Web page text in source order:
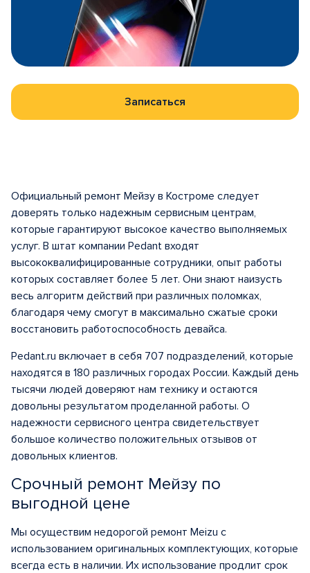
Записаться
Официальный ремонт Мейзу в Костроме следует
доверять только надежным сервисным центрам,
которые гарантируют высокое качество выполняемых
услуг. В штат компании Pedant входят
высококвалифицированные сотрудники, опыт работы
которых составляет более 5 лет. Они знают наизусть
весь алгоритм действий при различных поломках,
благодаря чему смогут в максимально сжатые сроки
восстановить работоспособность девайса.
Pedant.ru включает в себя 707 подразделений, которые
находятся в 180 различных городах России. Каждый день
тысячи людей доверяют нам технику и остаются
довольны результатом проделанной работы. О
надежности сервисного центра свидетельствует
большое количество положительных отзывов от
довольных клиентов.
Срочный ремонт Мейзу по
выгодной цене
Мы осуществим недорогой ремонт Meizu с
использованием оригинальных комплектующих, которые
всегда есть в наличии. Их использование продлит срок